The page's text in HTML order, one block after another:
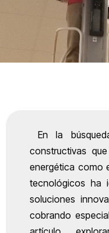
En la
constructivas
energética como
tecnológicos ha
soluciones
cobrando